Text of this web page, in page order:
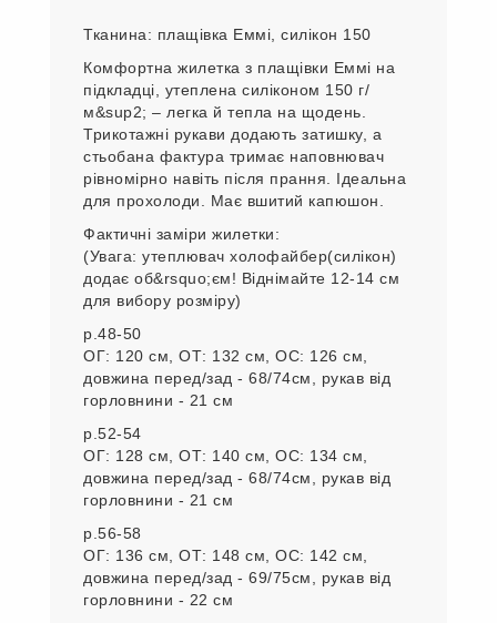
Тканина: плащівка Еммі, силікон 150
Комфортна жилетка з плащівки Еммі на
підкладці, утеплена силіконом 150 г/
м&sup2; – легка й тепла на щодень.
Трикотажні рукави додають затишку, а
стьобана фактура тримає наповнювач
рівномірно навіть після прання. Ідеальна
для прохолоди. Має вшитий капюшон.
Фактичні заміри жилетки:
(Увага: утеплювач холофайбер(силікон)
додає об&rsquo;єм! Віднімайте 12-14 см
для вибору розміру)
р.48-50
ОГ: 120 см, ОТ: 132 см, ОС: 126 см,
довжина перед/зад - 68/74см, рукав від
горловнини - 21 см
р.52-54
ОГ: 128 см, ОТ: 140 см, ОС: 134 см,
довжина перед/зад - 68/74см, рукав від
горловнини - 21 см
р.56-58
ОГ: 136 см, ОТ: 148 см, ОС: 142 см,
довжина перед/зад - 69/75см, рукав від
горловнини - 22 см